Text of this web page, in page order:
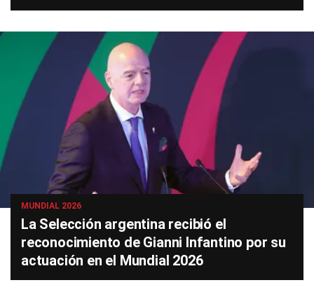
MUNDIAL 2026
La Selección argentina recibió el
reconocimiento de Gianni Infantino por su
actuación en el Mundial 2026